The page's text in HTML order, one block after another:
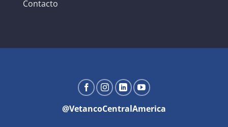
Contacto
@VetancoCentralAmerica